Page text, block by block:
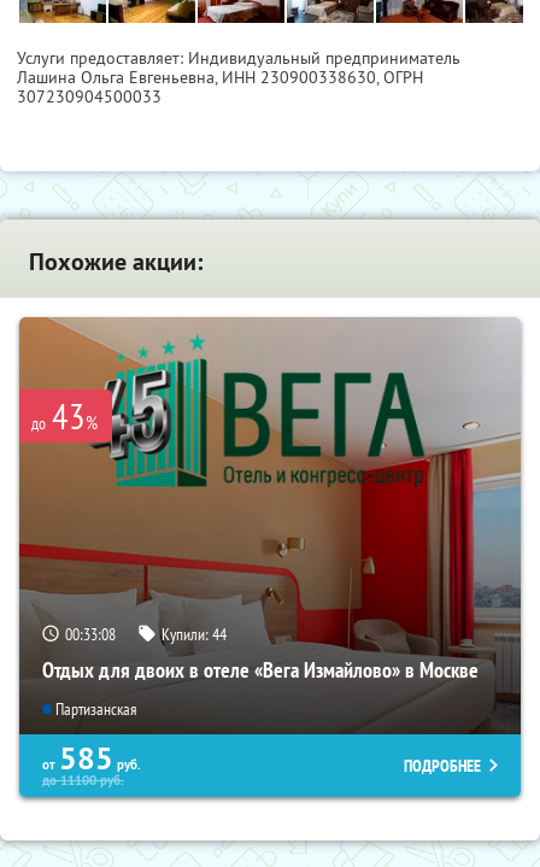
Услуги предоставляет: Индивидуальный предприниматель
Лашина Ольга Евгеньевна, ИНН 230900338630, ОГРН
307230904500033
Похожие акции:
до 43%
00:33:07 Купили:44
Отдых для двоих в отеле «Вега Измайлово» в Москве
Партизанская
от 585 руб.
до11100руб.
ПОДРОБНЕЕ